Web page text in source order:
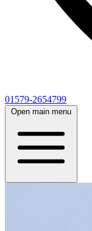
01579-2654799
Open main menu